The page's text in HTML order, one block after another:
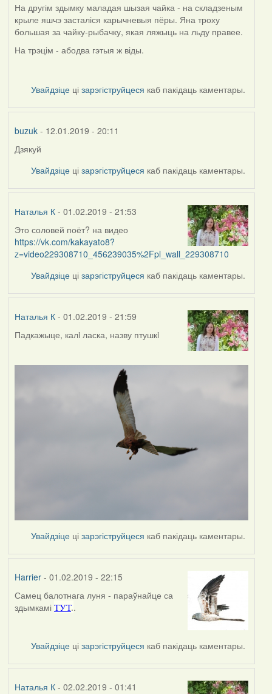
На другім здымку маладая шызая чайка - на складзеным
крыле яшчэ засталіся карычневыя пёры. Яна троху
большая за чайку-рыбачку, якая ляжыць на льду правее.
На трэцім - абодва гэтыя ж віды.
Увайдзіце цізарэгіструйцеся каб пакідаць каментары.
buzuk- 12.01.2019 - 20:11
Дзякуй
Увайдзіце цізарэгіструйцеся каб пакідаць каментары.
Наталья К- 01.02.2019 - 21:53
Это соловей поёт? на видео
https://vk.com/kakayato8?
z=video229308710_456239035%2Fpl_wall_229308710
Увайдзіце цізарэгіструйцеся каб пакідаць каментары.
Наталья К- 01.02.2019 - 21:59
Падкажыце, калi ласка, назву птушкi
Увайдзіце цізарэгіструйцеся каб пакідаць каментары.
Harrier- 01.02.2019 - 22:15
In
reply
Наталья
К
Самец балотнага луня - параўнайце са
здымкамі ТУТ..
Увайдзіце цізарэгіструйцеся каб пакідаць каментары.
Наталья К- 02.02.2019 - 01:41